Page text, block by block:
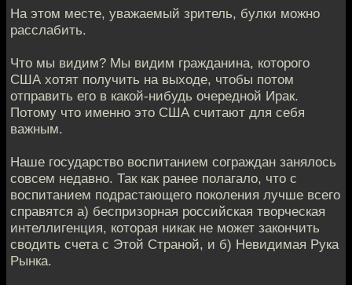
На этом месте, уважаемый зритель, булки можно
расслабить.
Что мы видим? Мы видим гражданина, которого
США хотят получить на выходе, чтобы потом
отправить его в какой-нибудь очередной Ирак.
Потому что именно это США считают для себя
важным.
Наше государство воспитанием сограждан занялось
совсем недавно. Так как ранее полагало, что с
воспитанием подрастающего поколения лучше всего
справятся а) беспризорная российская творческая
интеллигенция, которая никак не может закончить
сводить счета с Этой Страной, и б) Невидимая Рука
Рынка.